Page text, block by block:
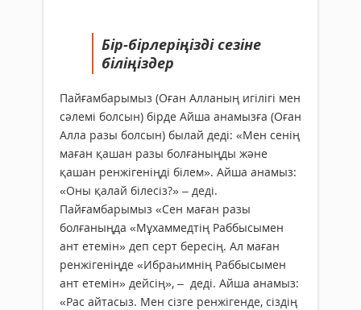
Бір-бірлеріңізді сезіне
біліңіздер
Пайғамбарымыз (Оған Алланың игілігі мен
сәлемі болсын) бірде Айша анамызға (Оған
Алла разы болсын) былай деді: «Мен сенің
маған қашан разы болғаныңды және
қашан ренжігеніңді білем». Айша анамыз:
«Оны қалай білесіз?» – деді.
Пайғамбарымыз «Сен маған разы
болғаныңда «Мұхаммедтің Раббысымен
ант етемін» деп серт бересің. Ал маған
ренжігеніңде «Ибраһимнің Раббысымен
ант етемін» дейсің», – деді. Айша анамыз:
«Рас айтасыз. Мен сізге ренжігенде, сіздің